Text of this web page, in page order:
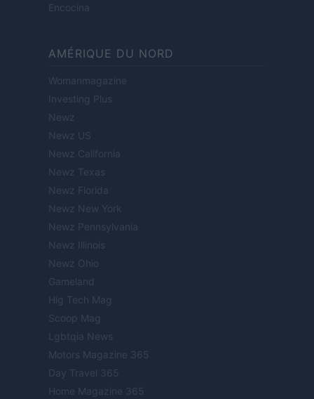
Encocina
AMÉRIQUE DU NORD
Womanmagazine
Investing Plus
Newz
Newz US
Newz California
Newz Texas
Newz Florida
Newz New York
Newz Pennsylvania
Newz Illinois
Newz Ohio
Gameland
Hig Tech Mag
Scoop Mag
Lgbtqia News
Motors Magazine 365
Day Travel 365
Home Magazine 365